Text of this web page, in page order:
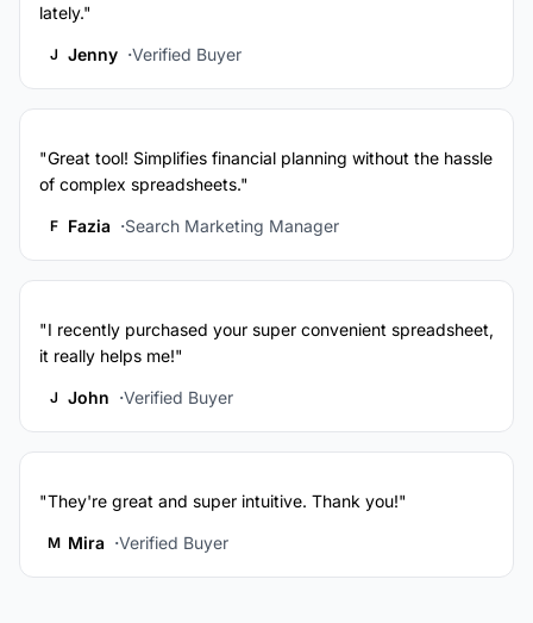
lately."
J Jenny Verified Buyer
"Great tool! Simplifies financial planning without the hassle
of complex spreadsheets."
F Fazia Search Marketing Manager
"I recently purchased your super convenient spreadsheet,
it really helps me!"
J John Verified Buyer
"They're great and super intuitive. Thank you!"
M Mira Verified Buyer